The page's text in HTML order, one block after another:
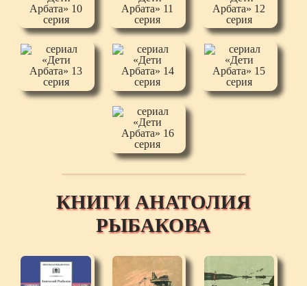
КНИГИ АНАТОЛИЯ
РЫБАКОВА